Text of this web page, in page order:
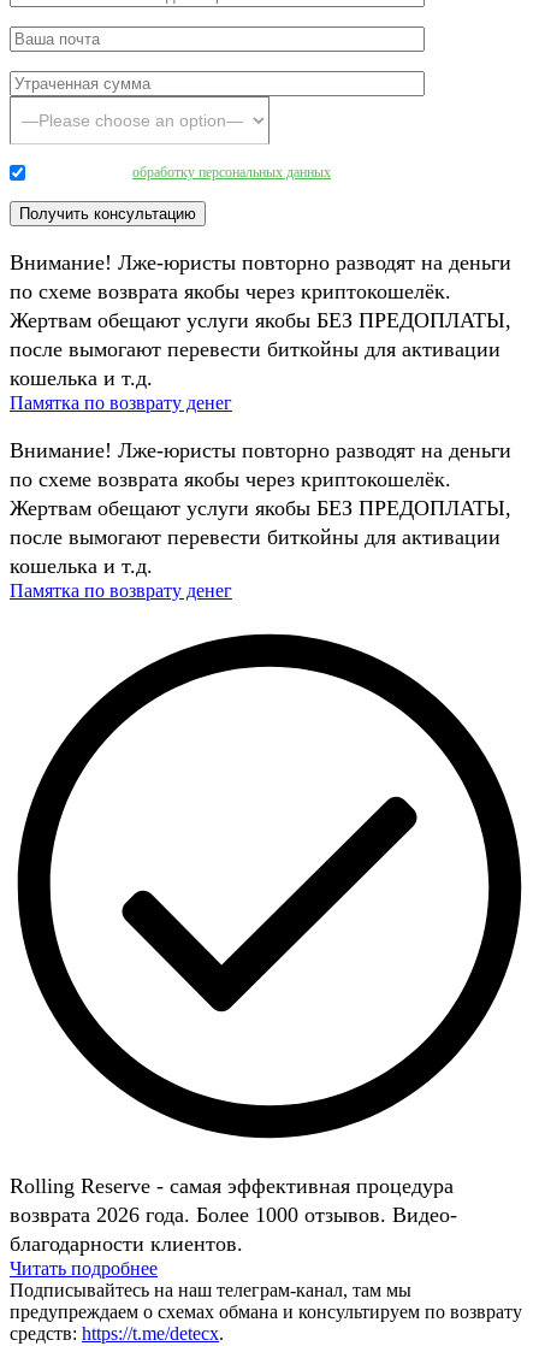
обработку персональных данных
Внимание! Лже-юристы повторно разводят на деньги
по схеме возврата якобы через криптокошелёк.
Жертвам обещают услуги якобы БЕЗ ПРЕДОПЛАТЫ,
после вымогают перевести биткойны для активации
кошелька и т.д.
Памятка по возврату денег
Внимание! Лже-юристы повторно разводят на деньги
по схеме возврата якобы через криптокошелёк.
Жертвам обещают услуги якобы БЕЗ ПРЕДОПЛАТЫ,
после вымогают перевести биткойны для активации
кошелька и т.д.
Памятка по возврату денег
Rolling Reserve - самая эффективная процедура
возврата 2026 года. Более 1000 отзывов. Видео-
благодарности клиентов.
Читать подробнее
Подписывайтесь на наш телеграм-канал, там мы
предупреждаем о схемах обмана и консультируем по возврату
средств: https://t.me/detecx.